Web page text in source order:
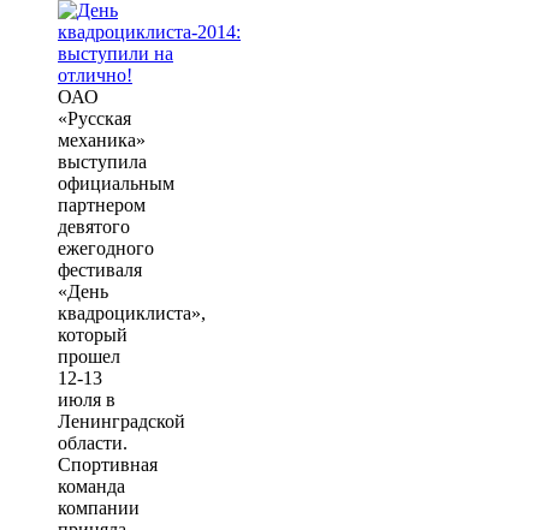
ОАО
«Русская
механика»
выступила
официальным
партнером
девятого
ежегодного
фестиваля
«День
квадроциклиста»,
который
прошел
12-13
июля в
Ленинградской
области.
Спортивная
команда
компании